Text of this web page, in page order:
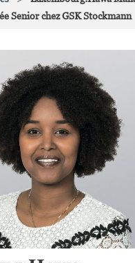
Senior chez GSK Stockmann